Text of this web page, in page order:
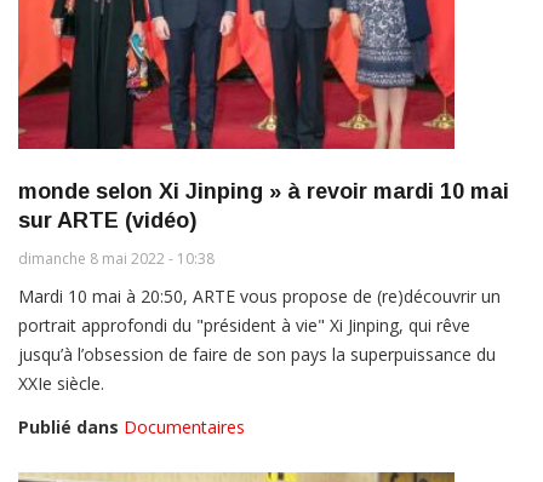
monde selon Xi Jinping » à revoir mardi 10 mai
sur ARTE (vidéo)
dimanche 8 mai 2022 - 10:38
Mardi 10 mai à 20:50, ARTE vous propose de (re)découvrir un
portrait approfondi du "président à vie" Xi Jinping, qui rêve
jusqu’à l’obsession de faire de son pays la superpuissance du
XXIe siècle.
Publié dans Documentaires